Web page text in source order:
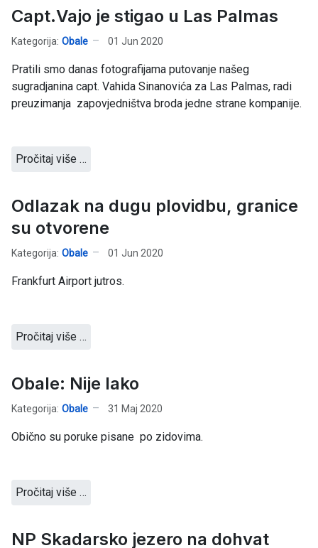
Capt.Vajo je stigao u Las Palmas
Kategorija: Obale 01 Jun 2020
Pratili smo danas fotografijama putovanje našeg
sugradjanina capt. Vahida Sinanovića za Las Palmas, radi
preuzimanja zapovjedništva broda jedne strane kompanije.
Pročitaj više …
Odlazak na dugu plovidbu, granice
su otvorene
Kategorija: Obale 01 Jun 2020
Frankfurt Airport jutros.
Pročitaj više …
Obale: Nije lako
Kategorija: Obale 31 Maj 2020
Obično su poruke pisane po zidovima.
Pročitaj više …
NP Skadarsko jezero na dohvat